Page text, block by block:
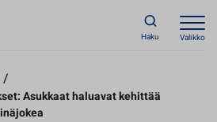
Haku Valikko
/
Asukkaat haluavat kehittää